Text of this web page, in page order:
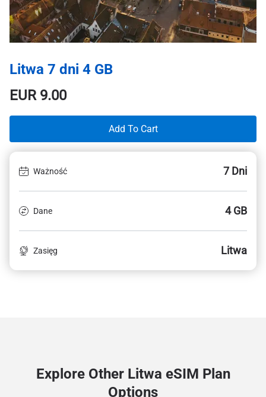
Litwa 7 dni 4 GB
EUR9.00
Add To Cart
Ważność 7 Dni
Dane 4 GB
Zasięg Litwa
Explore Other Litwa eSIM Plan
Options